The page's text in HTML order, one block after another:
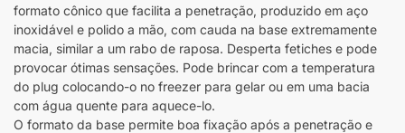
formato cônico que facilita a penetração, produzido em aço
inoxidável e polido a mão, com cauda na base extremamente
macia, similar a um rabo de raposa. Desperta fetiches e pode
provocar ótimas sensações. Pode brincar com a temperatura
do plug colocando-o no freezer para gelar ou em uma bacia
com água quente para aquece-lo.
O formato da base permite boa fixação após a penetração e